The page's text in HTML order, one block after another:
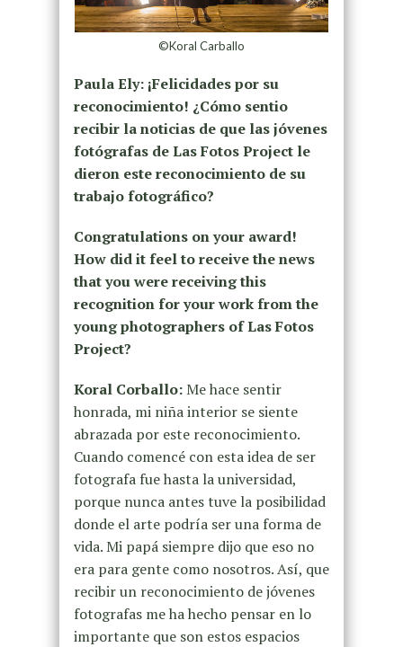
©Koral Carballo
Paula Ely: ¡Felicidades por su
reconocimiento! ¿Cómo sentio
recibir la noticias de que las jóvenes
fotógrafas de Las Fotos Project le
dieron este reconocimiento de su
trabajo fotográfico?
Congratulations on your award!
How did it feel to receive the news
that you were receiving this
recognition for your work from the
young photographers of Las Fotos
Project?
Koral Corballo:Me hace sentir
honrada, mi niña interior se siente
abrazada por este reconocimiento.
Cuando comencé con esta idea de ser
fotografa fue hasta la universidad,
porque nunca antes tuve la posibilidad
donde el arte podría ser una forma de
vida. Mi papá siempre dijo que eso no
era para gente como nosotros. Así, que
recibir un reconocimiento de jóvenes
fotografas me ha hecho pensar en lo
importante que son estos espacios